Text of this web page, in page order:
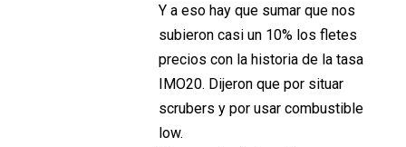
Y a eso hay que sumar que nos
subieron casi un 10% los fletes
precios con la historia de la tasa
IMO20. Dijeron que por situar
scrubers y por usar combustible
low.